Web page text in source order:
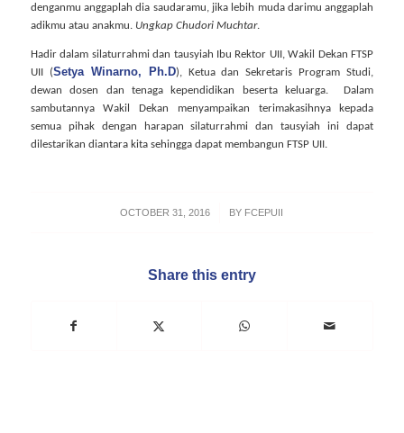
denganmu anggaplah dia saudaramu, jika lebih muda darimu anggaplah
adikmu atau anakmu. Ungkap Chudori Muchtar.
Hadir dalam silaturrahmi dan tausyiah Ibu Rektor UII, Wakil Dekan FTSP
UII (Setya Winarno, Ph.D), Ketua dan Sekretaris Program Studi,
dewan dosen dan tenaga kependidikan beserta keluarga.
Dalam
sambutannya Wakil Dekan menyampaikan terimakasihnya kepada
semua pihak dengan harapan silaturrahmi dan tausyiah ini dapat
dilestarikan diantara kita sehingga dapat membangun FTSP UII.
OCTOBER 31, 2016
/ BY FCEPUII
Share this entry